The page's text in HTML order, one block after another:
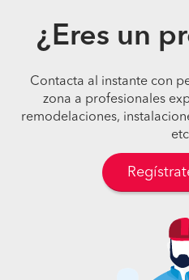
¿Eres un
Contacta al instante con
zona a profesionales
remodelaciones,